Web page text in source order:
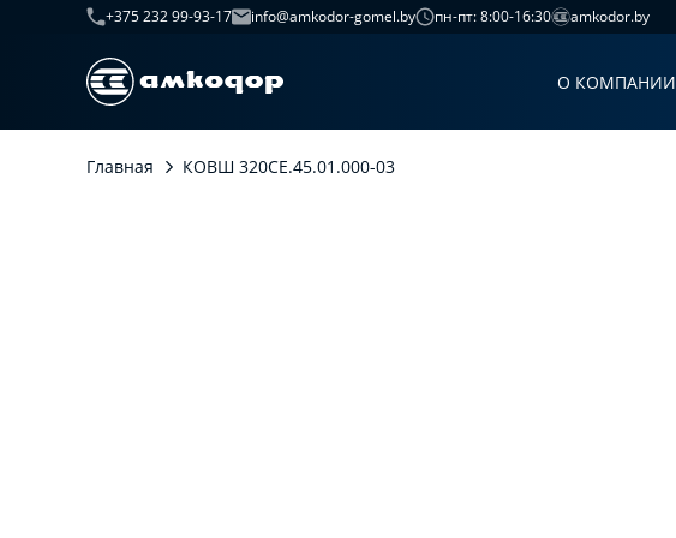
+375 232 99-93-17 info@amkodor-gomel.by пн-пт: 8:00-16:30 amkodor.by
О КОМПАНИИ
Главная КОВШ 320СЕ.45.01.000-03